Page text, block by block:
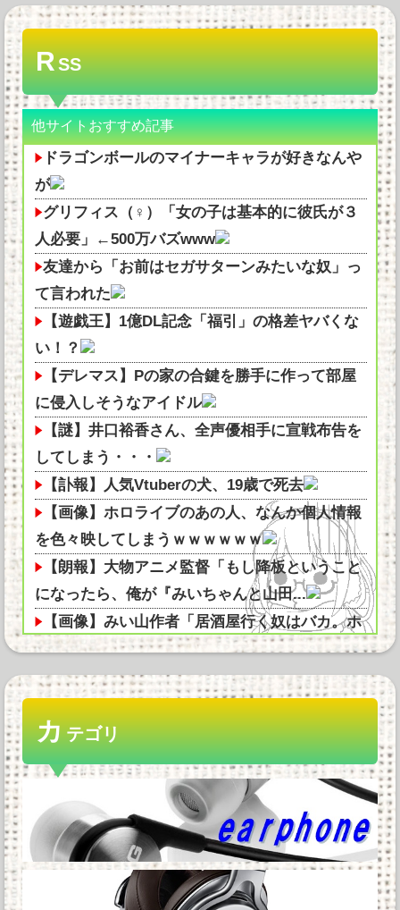
RSS
他サイトおすすめ記事
ドラゴンボールのマイナーキャラが好きなんや
が
グリフィス（♀）「女の子は基本的に彼氏が３
人必要」←500万バズwww
友達から「お前はセガサターンみたいな奴」っ
て言われた
【遊戯王】1億DL記念「福引」の格差ヤバくな
い！？
【デレマス】Pの家の合鍵を勝手に作って部屋
に侵入しそうなアイドル
【謎】井口裕香さん、全声優相手に宣戦布告を
してしまう・・・
【訃報】人気Vtuberの犬、19歳で死去
【画像】ホロライブのあの人、なんか個人情報
を色々映してしまうｗｗｗｗｗｗ
【朗報】大物アニメ監督「もし降板ということ
になったら、俺が『みいちゃんと山田...
【画像】みい山作者「居酒屋行く奴はバカ。ホ
ストの初回なら居酒屋より安く飲めて...
【SSD】1TBで1.5万とか、買った時の倍なんだ
けど今だと買い増してしまい...
「Linuxで十分じゃね…？」世界が気付き始め
る Linuxの市場シェアが初...
BenQ、有機EL WQHDゲーミングモニター
「MOBIUZ EX271QM...
40万のPC 40万のスマホ お前らどっちが欲
しい？他
【緊急】例の激安iPhone Air、ついにセール終
カテゴリ